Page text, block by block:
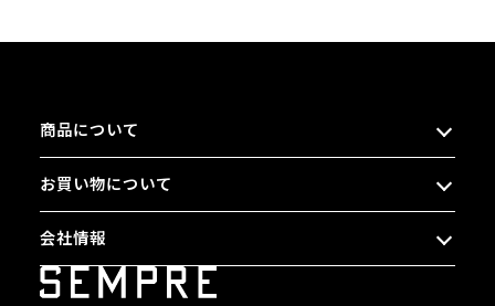
商品について
お買い物について
会社情報